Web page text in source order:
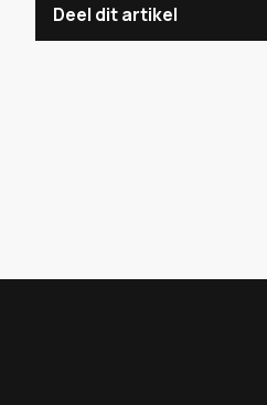
Deel dit artikel